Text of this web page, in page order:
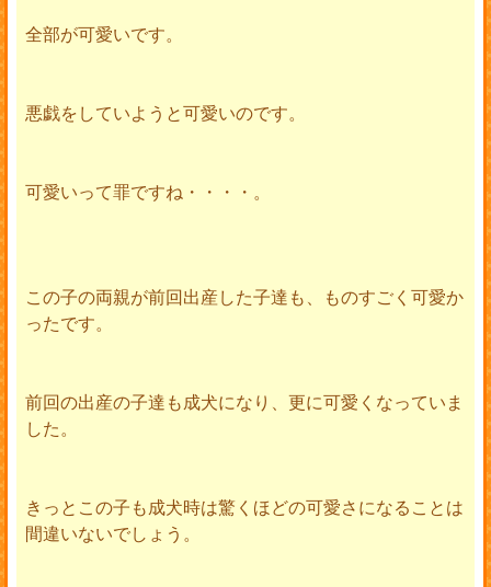
全部が可愛いです。
悪戯をしていようと可愛いのです。
可愛いって罪ですね・・・・。
この子の両親が前回出産した子達も、ものすごく可愛か
ったです。
前回の出産の子達も成犬になり、更に可愛くなっていま
した。
きっとこの子も成犬時は驚くほどの可愛さになることは
間違いないでしょう。